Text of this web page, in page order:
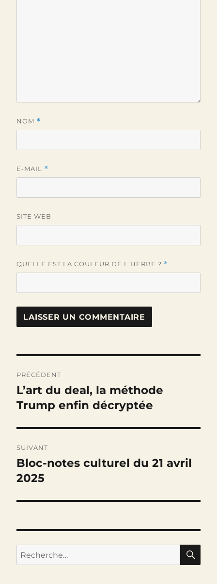
NOM *
E-MAIL *
SITE WEB
QUELLE EST LA COULEUR DE L'HERBE ? *
de
l’article
PRÉCÉDENT
Publication
précédente :
L’art du deal, la méthode
Trump enfin décryptée
SUIVANT
Publication
suivante :
Bloc-notes culturel du 21 avril
2025
Recherche
pour :